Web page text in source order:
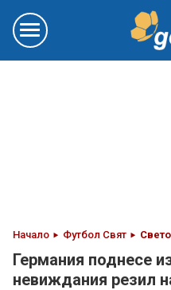
Начало Футбол Свят
Германия поднесе
невиждания резил